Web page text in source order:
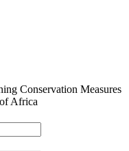
Conservation Measures
Africa